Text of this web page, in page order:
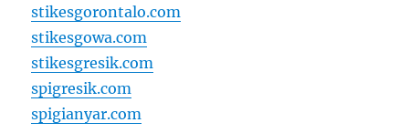
stikesgorontalo.com
stikesgowa.com
stikesgresik.com
spigresik.com
spigianyar.com